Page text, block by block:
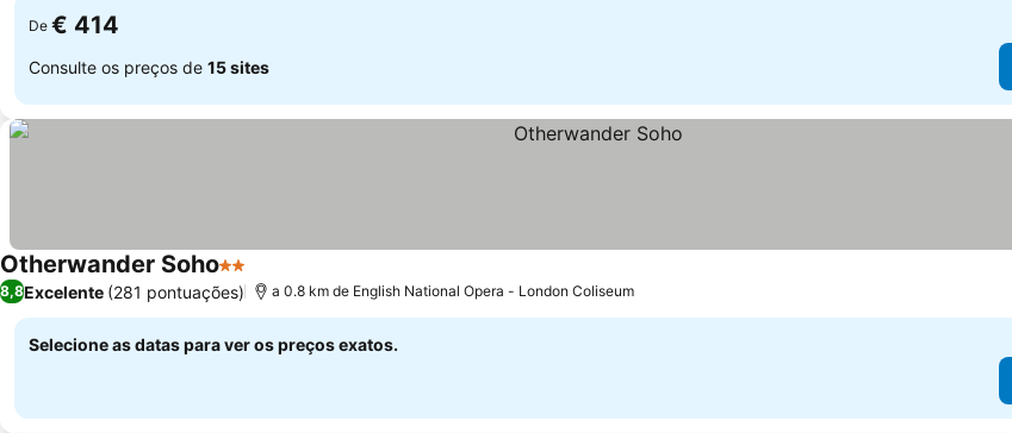
De € 414
Consulte os preços de 15 sites
Otherwander Soho2 EstrelasVer preços
8,8Excelente (281 pontuações) a 0.8 km de English National Opera - London Coliseum
Selecione as datas para ver os preços exatos.